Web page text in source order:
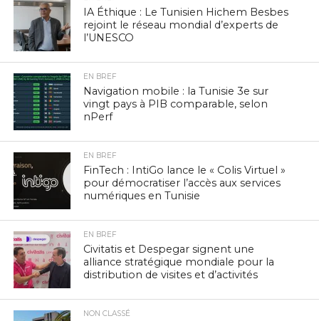
IA Éthique : Le Tunisien Hichem Besbes
rejoint le réseau mondial d’experts de
l’UNESCO
EN BREF
Navigation mobile : la Tunisie 3e sur
vingt pays à PIB comparable, selon
nPerf
EN BREF
FinTech : IntiGo lance le « Colis Virtuel »
pour démocratiser l’accès aux services
numériques en Tunisie
EN BREF
Civitatis et Despegar signent une
alliance stratégique mondiale pour la
distribution de visites et d’activités
NON CLASSÉ